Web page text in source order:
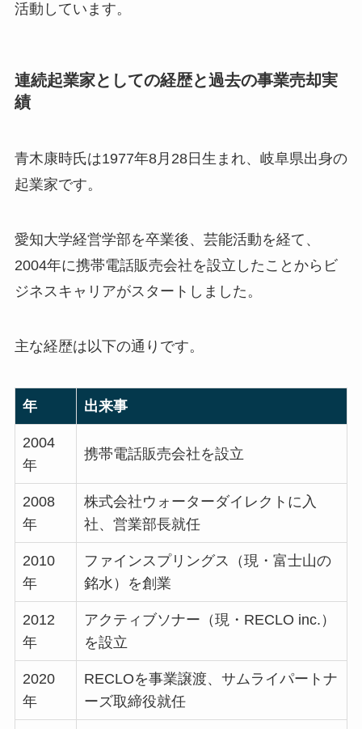
活動しています。
連続起業家としての経歴と過去の事業売却実
績
青木康時氏は1977年8月28日生まれ、岐阜県出身の
起業家です。
愛知大学経営学部を卒業後、芸能活動を経て、
2004年に携帯電話販売会社を設立したことからビ
ジネスキャリアがスタートしました。
主な経歴は以下の通りです。
年 出来事
2004
年
携帯電話販売会社を設立
2008
年
株式会社ウォーターダイレクトに入
社、営業部長就任
2010
年
ファインスプリングス（現・富士山の
銘水）を創業
2012
年
アクティブソナー（現・RECLO inc.）
を設立
2020
年
RECLOを事業譲渡、サムライパートナ
ーズ取締役就任